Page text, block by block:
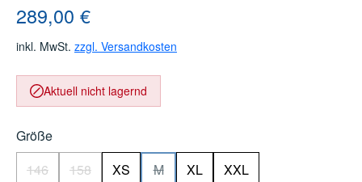
Regulärer Preis:
289,00 €
inkl. MwSt. zzgl. Versandkosten
Aktuell nicht lagernd
Größeauswählen
146(Diese Option ist zurzeit nicht verfügbar.)
158(Diese Option ist zurzeit nicht verfügbar.)
XS M(Diese Option ist zurzeit nicht
XL XXL